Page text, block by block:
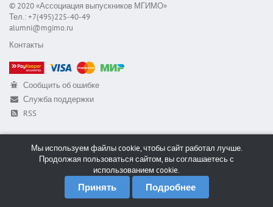
© 2020 «Ассоциация выпускников МГИМО»
Тел.: +7(495)225-40-49
alumni@mgimo.ru
Контакты
Сообщить об ошибке
Служба поддержки
RSS
Мы используем файлы cookie, чтобы сайт работал лучше.
Продолжая пользоваться сайтом, вы соглашаетесь с
использованием cookie.
Принять Подробнее